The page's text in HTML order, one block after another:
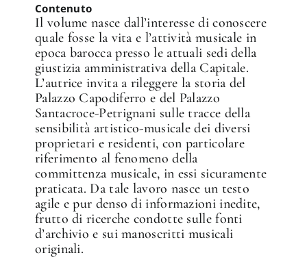
Contenuto
Il volume nasce dall’interesse di conoscere
quale fosse la vita e l’attività musicale in
epoca barocca presso le attuali sedi della
giustizia amministrativa della Capitale.
L’autrice invita a rileggere la storia del
Palazzo Capodiferro e del Palazzo
Santacroce-Petrignani sulle tracce della
sensibilità artistico-musicale dei diversi
proprietari e residenti, con particolare
riferimento al fenomeno della
committenza musicale, in essi sicuramente
praticata. Da tale lavoro nasce un testo
agile e pur denso di informazioni inedite,
frutto di ricerche condotte sulle fonti
d’archivio e sui manoscritti musicali
originali.